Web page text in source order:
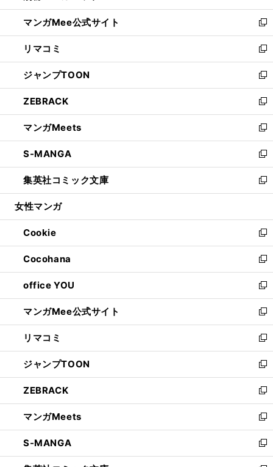
開
く
ン
ド
ウ
で
開
く
ウ
ィ
ン
ド
ウ
で
開
く
し
い
ウ
ィ
ン
ド
ウ
で
開
く
マンガMee公式サイト
新
し
い
ウ
ィ
ン
ド
ウ
で
開
く
リマコミ
新
し
い
ウ
ィ
ン
ド
ウ
で
開
く
ジャンプTOON
新
し
い
ウ
ィ
ン
ド
ウ
で
開
ZEBRACK
新
し
い
ウ
ィ
ン
ド
ウ
開
く
マンガMeets
新
し
い
ウ
ィ
ン
ウ
で
開
く
S-MANGA
新
し
い
ウ
ン
ド
ウ
で
開
く
集英社コミック文庫
新
し
ウ
ィ
ン
ド
ウ
で
開
く
女性マンガ
Cookie
新
し
い
ウ
ィ
ン
ド
ウ
で
開
く
Cocohana
新
し
い
ウ
ィ
ン
ド
ウ
で
開
く
office YOU
新
し
い
ウ
ィ
ン
ド
ウ
で
開
く
マンガMee公式サイト
新
し
い
ウ
ィ
ン
ド
ウ
で
開
く
リマコミ
新
し
い
ウ
ィ
ン
ド
ウ
で
開
ジャンプTOON
新
し
い
ウ
ィ
ン
ド
ウ
ZEBRACK
新
し
い
ウ
ィ
ン
マンガMeets
新
し
い
ウ
S-MANGA
新
し